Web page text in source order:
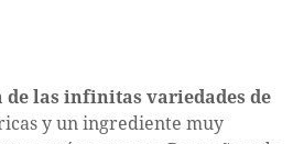
las infinitas variedades de
y un ingrediente muy